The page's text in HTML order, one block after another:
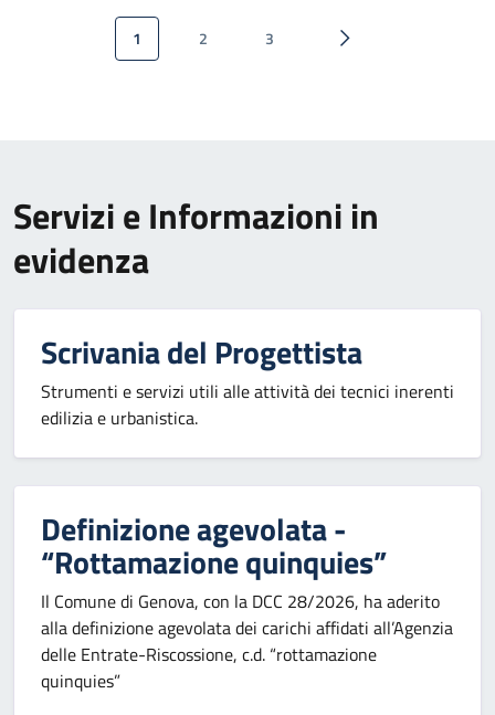
Paginazione
Pagina attuale
1 Pagina
2 Pagina
3 Pagina successiva
Servizi e Informazioni in
evidenza
Scrivania del Progettista
Strumenti e servizi utili alle attività dei tecnici inerenti
edilizia e urbanistica.
Definizione agevolata -
“Rottamazione quinquies”
Il Comune di Genova, con la DCC 28/2026, ha aderito
alla definizione agevolata dei carichi affidati all’Agenzia
delle Entrate-Riscossione, c.d. “rottamazione
quinquies”